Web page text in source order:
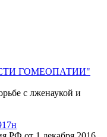
ГОМЕОПАТИИ"
с лженаукой и